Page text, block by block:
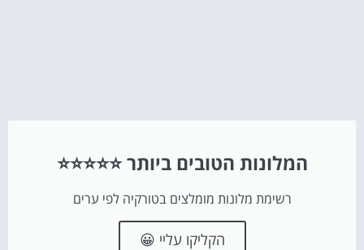
המלונות הטובים ביותר ⭐⭐⭐⭐⭐
רשימת מלונות מומלצים בטורקיה לפי ערים
הקליקו עליי 😀